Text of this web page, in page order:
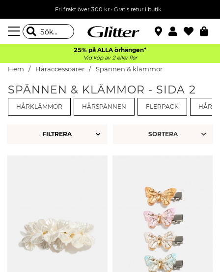
Fri frakt över 300 kr• Gratis retur i butik
25% på ALLA örhängen*
Vid köp av 2 eller fler
Hem Håraccessoarer Spännen & klämmor
SPÄNNEN & KLÄMMOR - SIDA 2
HÅRKLÄMMOR HÅRSPÄNNEN FLERPACK
FILTRERA